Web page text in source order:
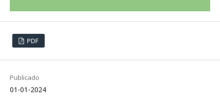
PDF
Publicado
01-01-2024